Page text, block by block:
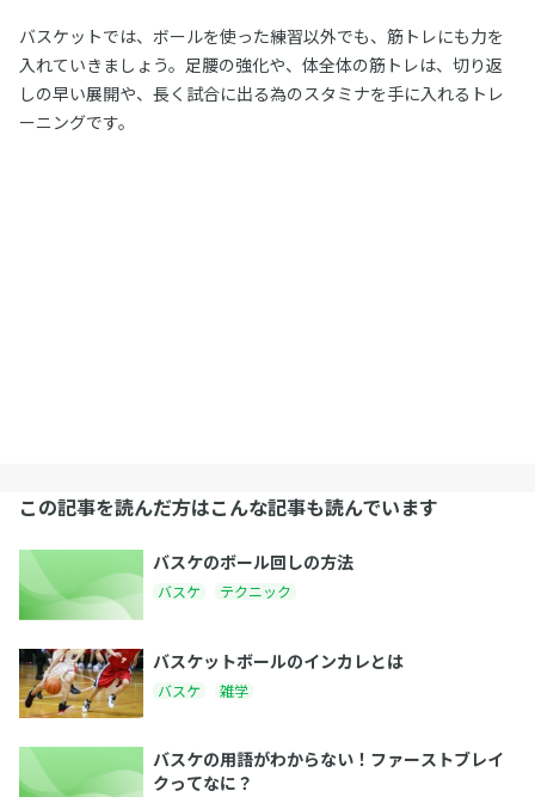
バスケットでは、ボールを使った練習以外でも、筋トレにも力を
入れていきましょう。足腰の強化や、体全体の筋トレは、切り返
しの早い展開や、長く試合に出る為のスタミナを手に入れるトレ
ーニングです。
この記事を読んだ方はこんな記事も読んでいます
バスケのボール回しの方法
バスケ テクニック
バスケットボールのインカレとは
バスケ 雑学
バスケの用語がわからない！ファーストブレイ
クってなに？